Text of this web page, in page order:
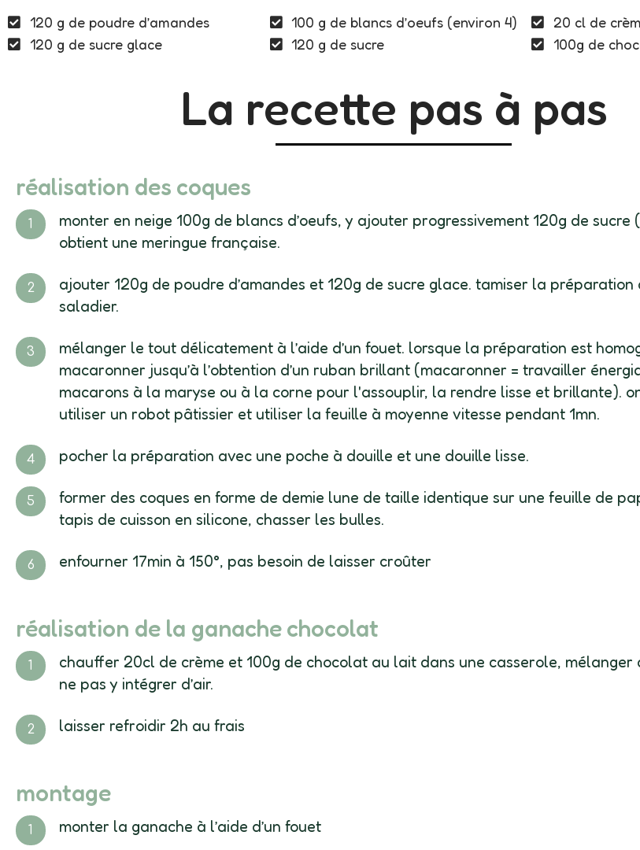
120 g de poudre d’amandes
120 g de sucre glace
100 g de blancs d’oeufs (environ 4)
120 g de sucre
20 cl de
100g de
La recette pas à pas
réalisation des coques
monter en neige 100g de blancs d’oeufs, y ajouter progressivement 120g de sucre
obtient une meringue française.
ajouter 120g de poudre d’amandes et 120g de sucre glace. tamiser la préparation
saladier.
mélanger le tout délicatement à l’aide d’un fouet. lorsque la préparation est
macaronner jusqu’à l’obtention d’un ruban brillant (macaronner = travailler
macarons à la maryse ou à la corne pour l'assouplir, la rendre lisse et brillante).
utiliser un robot pâtissier et utiliser la feuille à moyenne vitesse pendant 1mn.
pocher la préparation avec une poche à douille et une douille lisse.
former des coques en forme de demie lune de taille identique sur une feuille de
tapis de cuisson en silicone, chasser les bulles.
enfourner 17min à 150°, pas besoin de laisser croûter
réalisation de la ganache chocolat
chauffer 20cl de crème et 100g de chocolat au lait dans une casserole, mélanger
ne pas y intégrer d’air.
laisser refroidir 2h au frais
montage
monter la ganache à l’aide d’un fouet